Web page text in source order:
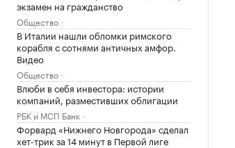
экзамен на гражданство
Общество
В Италии нашли обломки римского
корабля с сотнями античных амфор.
Видео
Общество
Влюби в себя инвестора: истории
компаний, разместивших облигации
РБК и МСП Банк
Форвард «Нижнего Новгорода» сделал
хет-трик за 14 минут в Первой лиге